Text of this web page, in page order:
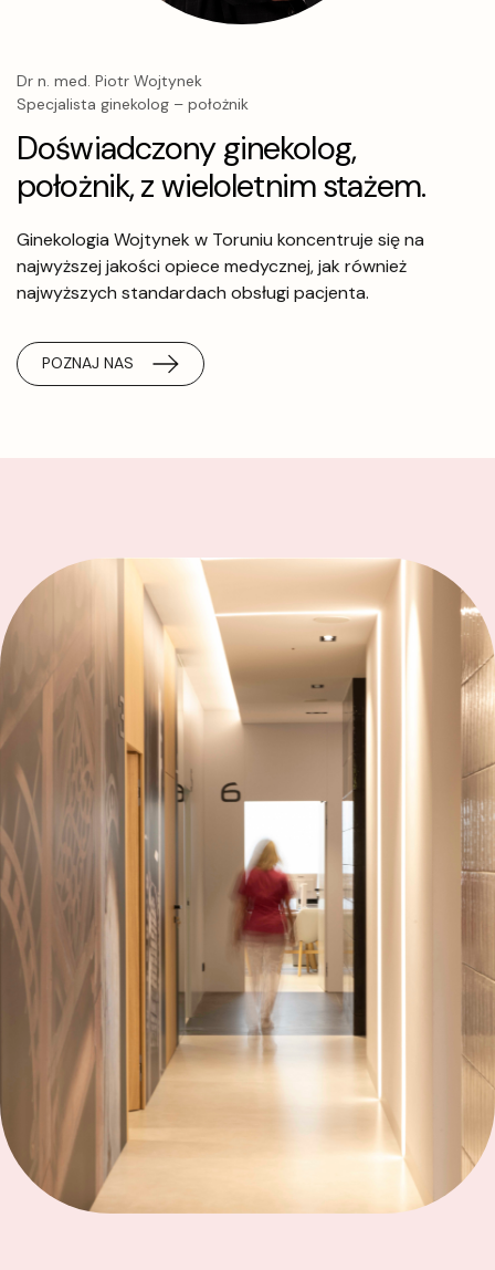
Dr n. med. Piotr Wojtynek
Specjalista ginekolog – położnik
Doświadczony ginekolog,
położnik, z wieloletnim stażem.
Ginekologia Wojtynek w Toruniu koncentruje się na
najwyższej jakości opiece medycznej, jak również
najwyższych standardach obsługi pacjenta.
POZNAJ NAS